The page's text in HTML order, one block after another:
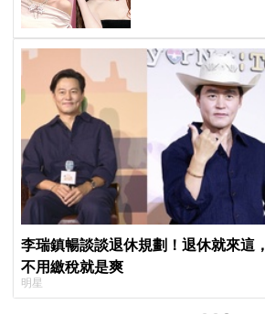
李瑞鎮暢談談退休規劃！退休就來這，
不用繳稅就是爽
明星